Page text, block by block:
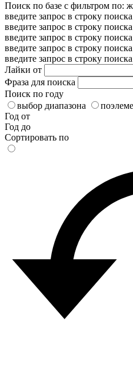
Поиск по базе с фильтром по:
введите запрос в строку поиска
введите запрос в строку поиска
введите запрос в строку поиска
введите запрос в строку поиска
введите запрос в строку поиска
Лайки от
Фраза для поиска
Поиск по году
выбор диапазона
Год от
Год до
Сортировать по